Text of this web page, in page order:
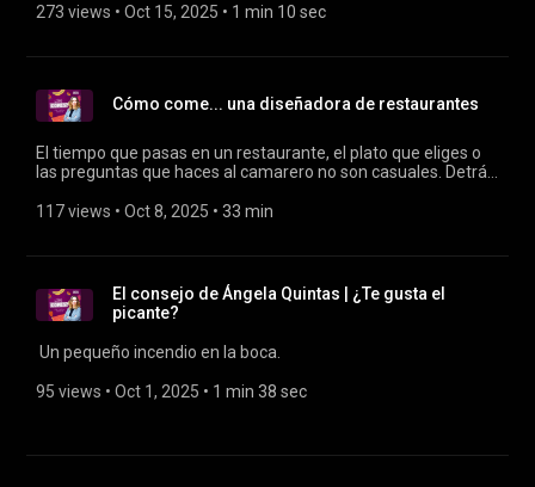
273 views • Oct 15, 2025 • 1 min 10 sec
Cómo come... una diseñadora de restaurantes
El tiempo que pasas en un restaurante, el plato que eliges o
las preguntas que haces al camarero no son casuales. Detrás
Alejandra Ansón, asesora gastronómica.
117 views • Oct 8, 2025 • 33 min
El consejo de Ángela Quintas | ¿Te gusta el
picante?
Un pequeño incendio en la boca.
95 views • Oct 1, 2025 • 1 min 38 sec